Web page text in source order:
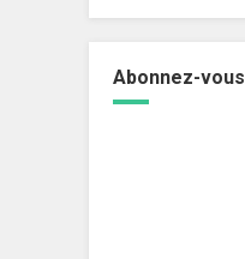
Abonnez-vous